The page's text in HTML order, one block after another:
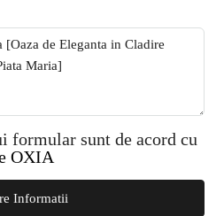
formular sunt de acord cu
OXIA
Informatii